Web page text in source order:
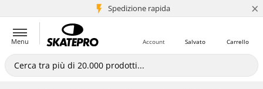
Spedizione rapida
+5 mln di clienti ×
Menu Carrello
Salvato
Account